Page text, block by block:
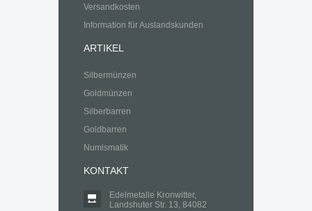
Versandkosten
Information für Auslandskunden
ARTIKEL
Silbermünzen
Goldmünzen
Silberbarren
Goldbarren
Numismatik
KONTAKT
Edelmetalle Kronwitter,
Landshuter Str. 13, 84082